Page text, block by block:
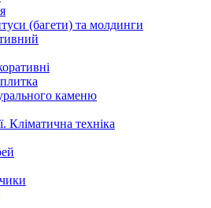
(багети) та молдинги
каменю
Кліматична техніка